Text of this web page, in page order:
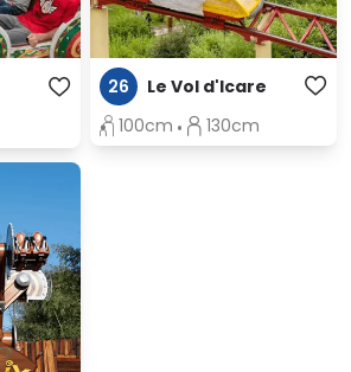
26
Le Vol d'Icare
100cm
130cm